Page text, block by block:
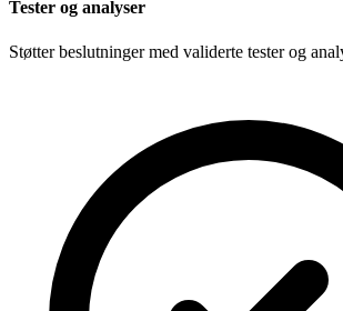
Tester og analyser
Støtter beslutninger med validerte tester og